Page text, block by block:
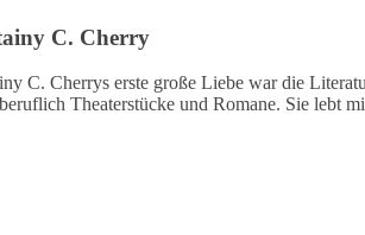
C. Cherry
C. Cherrys erste große Liebe war die
Theaterstücke und Romane. Sie lebt